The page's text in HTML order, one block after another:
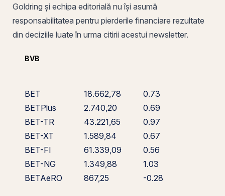
Goldring și echipa editorială nu își asumă
responsabilitatea pentru pierderile financiare rezultate
din deciziile luate în urma citirii acestui newsletter.
BVB
BET 18.662,78
0.73
BETPlus
2.740,20
0.69
BET-TR
43.221,65
0.97
BET-XT
1.589,84
0.67
BET-FI
61.339,09
0.56
BET-NG
1.349,88
1.03
BETAeRO
867,25 -0.28